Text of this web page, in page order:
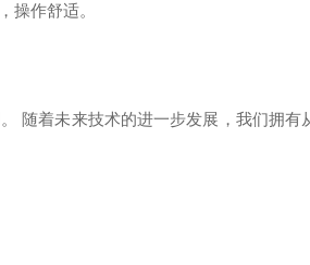
操作舒适。
随着未来技术的进一步发展，我们拥有